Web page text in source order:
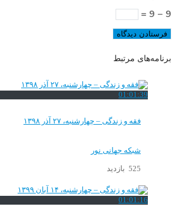
9 − 9 =
برنامه‌های مرتبط
01:01:39
فقه و زندگی – چهارشنبه، ۲۷ آذر ۱۳۹۸
شبکه جهانی نور
525 بازدید
01:01:16